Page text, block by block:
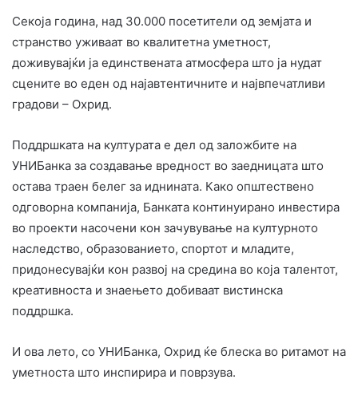
Секоја година, над 30.000 посетители од земјата и
странство уживаат во квалитетна уметност,
доживувајќи ја единствената атмосфера што ја нудат
сцените во еден од најавтентичните и највпечатливи
градови – Охрид.
Поддршката на културата е дел од заложбите на
УНИБанка за создавање вредност во заедницата што
остава траен белег за иднината. Како општествено
одговорна компанија, Банката континуирано инвестира
во проекти насочени кон зачувување на културното
наследство, образованието, спортот и младите,
придонесувајќи кон развој на средина во која талентот,
креативноста и знаењето добиваат вистинска
поддршка.
И ова лето, со УНИБанка, Охрид ќе блеска во ритамот на
уметноста што инспирира и поврзува.